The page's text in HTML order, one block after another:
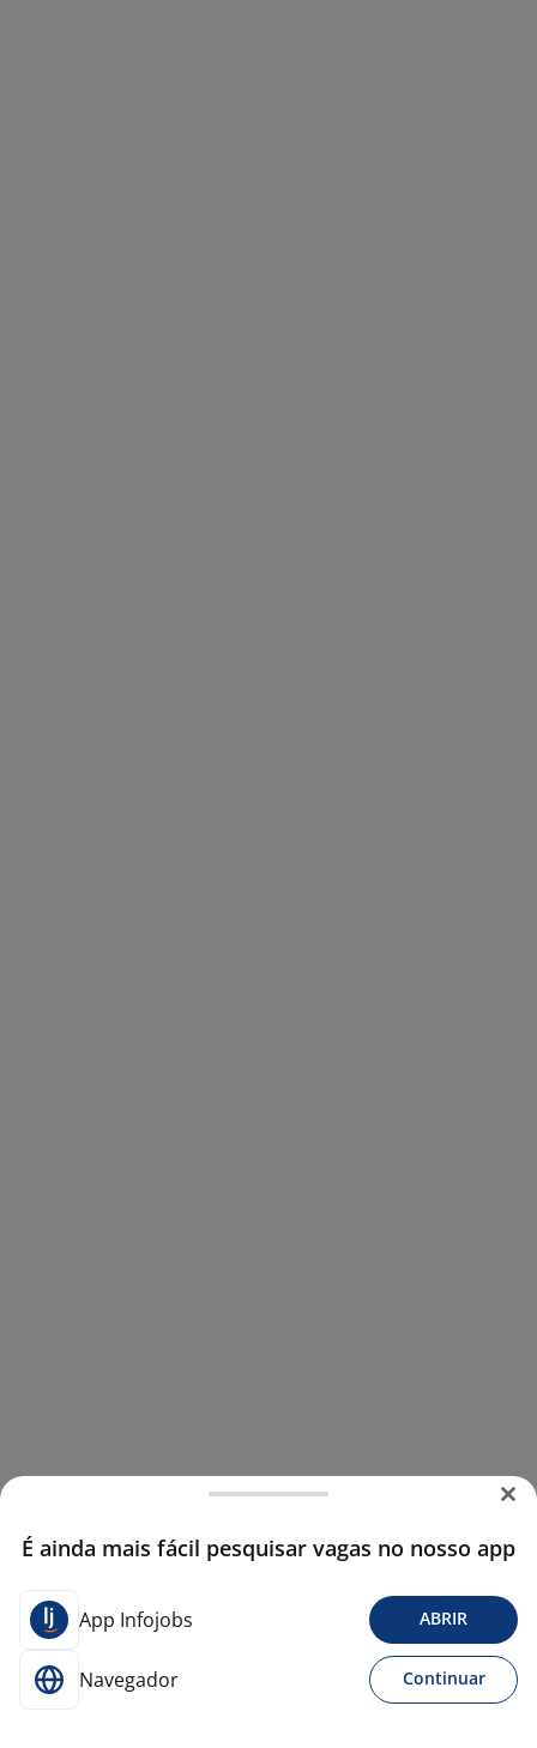
É ainda mais fácil pesquisar vagas no nosso app
App Infojobs ABRIR
Navegador Continuar